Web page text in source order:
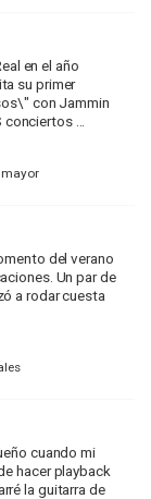
en el año
su primer
con Jammin
...
del verano
Un par de
a rodar cuesta
cuando mi
hacer playback
la guitarra de